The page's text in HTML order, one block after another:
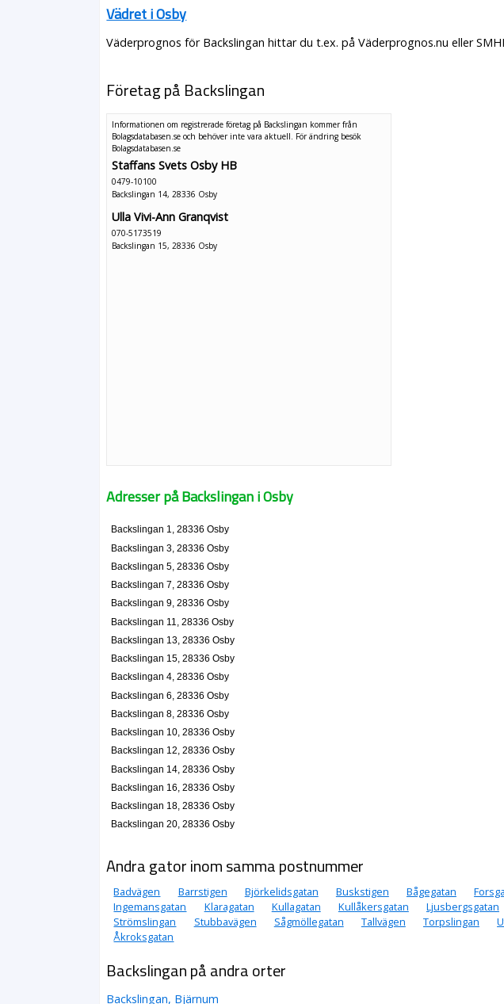
Vädret i Osby
Väderprognos för Backslingan hittar du t.ex. på Väderprognos.nu eller
Företag på Backslingan
Informationen om registrerade företag på Backslingan kommer från
Bolagsdatabasen.se och behöver inte vara aktuell. För ändring besök
Bolagsdatabasen.se
Staffans Svets Osby HB
0479-10100
Backslingan 14, 28336 Osby
Ulla Vivi-Ann Granqvist
070-5173519
Backslingan 15, 28336 Osby
Adresser på Backslingan i Osby
Backslingan 1, 28336 Osby
Backslingan 3, 28336 Osby
Backslingan 5, 28336 Osby
Backslingan 7, 28336 Osby
Backslingan 9, 28336 Osby
Backslingan 11, 28336 Osby
Backslingan 13, 28336 Osby
Backslingan 15, 28336 Osby
Backslingan 4, 28336 Osby
Backslingan 6, 28336 Osby
Backslingan 8, 28336 Osby
Backslingan 10, 28336 Osby
Backslingan 12, 28336 Osby
Backslingan 14, 28336 Osby
Backslingan 16, 28336 Osby
Backslingan 18, 28336 Osby
Backslingan 20, 28336 Osby
Andra gator inom samma postnummer
Badvägen Barrstigen Björkelidsgatan Buskstigen Bågegatan
Ingemansgatan
Klaragatan Kullagatan Kullåkersgatan Ljusbergsgatan
Strömslingan
Stubbavägen Sågmöllegatan Tallvägen Torpslingan
Åkroksgatan
Backslingan på andra orter
Backslingan, Bjärnum